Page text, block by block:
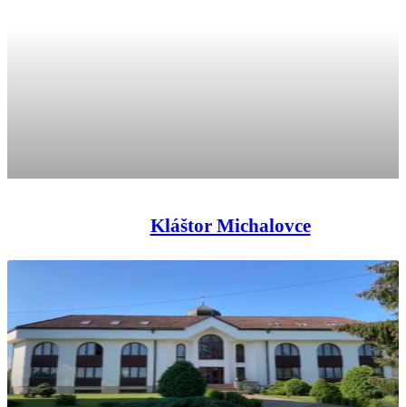
Kláštor Michalovce